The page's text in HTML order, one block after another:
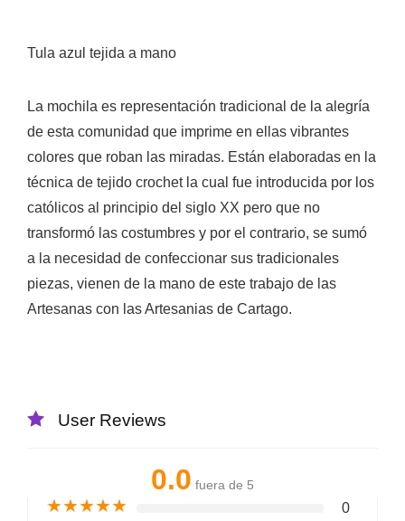
Tula azul tejida a mano
La mochila es representación tradicional de la alegría
de esta comunidad que imprime en ellas vibrantes
colores que roban las miradas. Están elaboradas en la
técnica de tejido crochet la cual fue introducida por los
católicos al principio del siglo XX pero que no
transformó las costumbres y por el contrario, se sumó
a la necesidad de confeccionar sus tradicionales
piezas, vienen de la mano de este trabajo de las
Artesanas con las Artesanias de Cartago.
User Reviews
0.0 fuera de 5
★★★★★ 0